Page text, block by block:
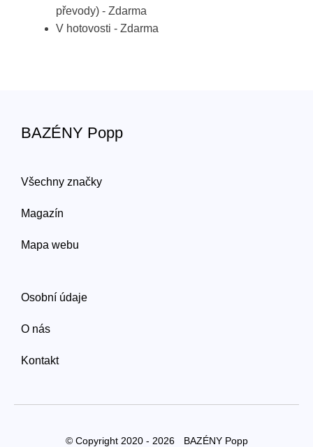
převody) - Zdarma
V hotovosti - Zdarma
BAZÉNY Popp
Všechny značky
Magazín
Mapa webu
Osobní údaje
O nás
Kontakt
© Copyright 2020 - 2026 BAZÉNY Popp